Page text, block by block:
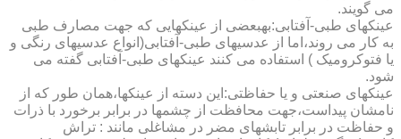
می گویند.
عینکهای طبی-آفتابی:به­بعضی از عینکهایی که جهت مصارف طبی
به کار می روند،اما از عدسیهای طبی-آفتابی(انواع عدسیهای رنگی و
یا فتوکرومیک ) استفاده می کنند عینکهای طبی-آفتابی گفته می
شود.
عینکهای صنعتی و یا حفاظتی:این دسته از عینکها،همان طور که از
نامشان پیداست،جهت محافظت از چشمها در برابر برخورد با ذرات
و حفاظت در برابر تابشهای مضر در مشاغلی مانند : تراش